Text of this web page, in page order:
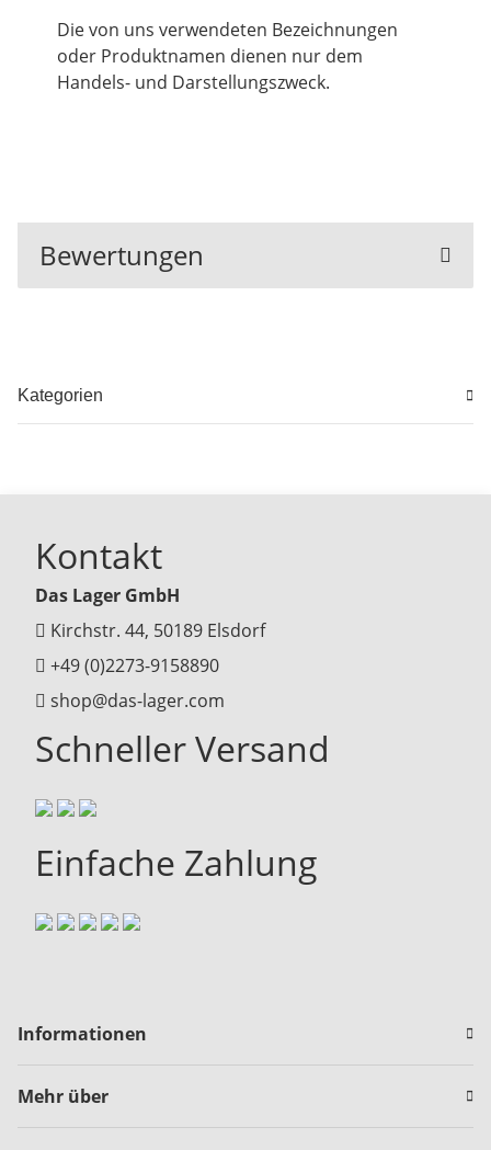
Die von uns verwendeten Bezeichnungen
oder Produktnamen dienen nur dem
Handels- und Darstellungszweck.
Bewertungen
Kategorien
Kontakt
Das Lager GmbH
Kirchstr. 44, 50189 Elsdorf
+49 (0)2273-9158890
shop@das-lager.com
Schneller Versand
Einfache Zahlung
Informationen
Mehr über